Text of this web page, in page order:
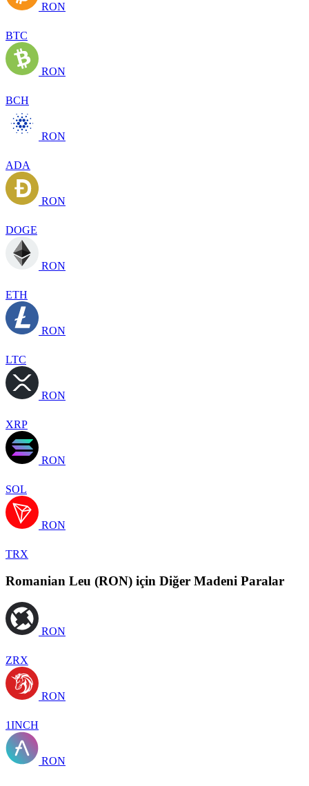
RON
BTC
RON
BCH
RON
ADA
RON
DOGE
RON
ETH
RON
LTC
RON
XRP
RON
SOL
RON
TRX
Romanian Leu (RON) için Diğer Madeni Paralar
RON
ZRX
RON
1INCH
RON